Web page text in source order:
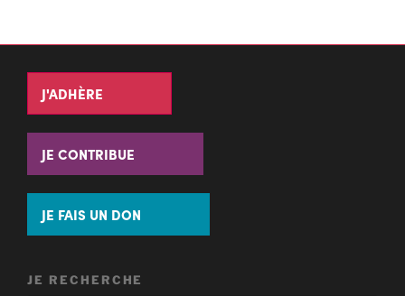
J'ADHÈRE
JE CONTRIBUE
JE FAIS UN DON
JE RECHERCHE